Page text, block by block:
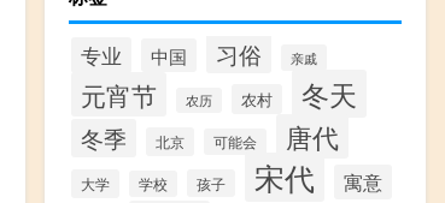
专业 中国 习俗 亲戚
元宵节 农历 农村 冬天
冬季 北京 可能会 唐代
大学 学校 孩子 宋代 寓意